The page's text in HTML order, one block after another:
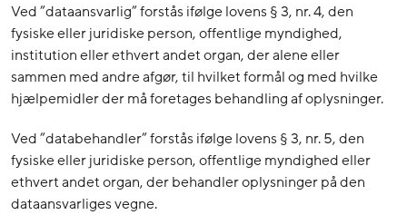
Ved ”dataansvarlig” forstås ifølge lovens § 3, nr. 4, den
fysiske eller juridiske person, offentlige myndighed,
institution eller ethvert andet organ, der alene eller
sammen med andre afgør, til hvilket formål og med hvilke
hjælpemidler der må foretages behandling af oplysninger.
Ved ”databehandler” forstås ifølge lovens § 3, nr. 5, den
fysiske eller juridiske person, offentlige myndighed eller
ethvert andet organ, der behandler oplysninger på den
dataansvarliges vegne.